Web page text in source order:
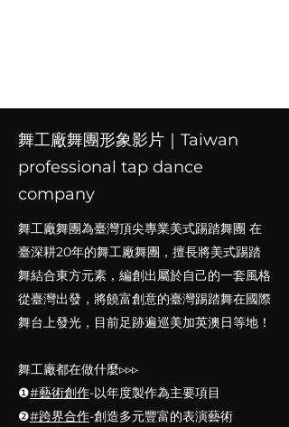
舞工廠舞團形象影片｜Taiwan
professional tap dance
company
舞工廠舞團為臺灣頂尖專業美式踢踏舞團 在
臺深耕20年的舞工廠舞團，擅長將美式踢踏
舞結合東方元素，編創出屬於自己的一套風格
從臺灣出發，將饒富創意的臺灣踢踏舞在國際
舞台上發光，目前足跡遍巡美加英澳日等地！
舞工廠都在做什麼▹▹▹
❶#藝術創作-以年度製作為主要項目
❷#跨界合作-創造多元豐富的表演藝術